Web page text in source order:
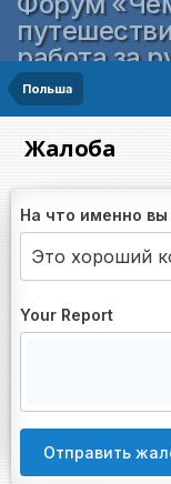
работа за
Польша
Жалоба
На что именно
Your Report
Отправить